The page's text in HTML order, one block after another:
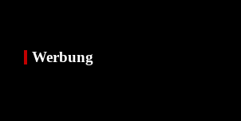
Werbung